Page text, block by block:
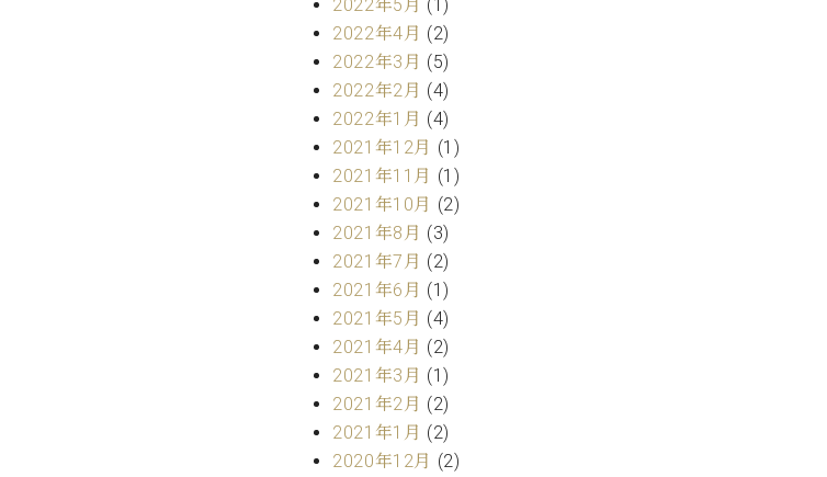
2022年5月 (1)
2022年4月 (2)
2022年3月 (5)
2022年2月 (4)
2022年1月 (4)
2021年12月 (1)
2021年11月 (1)
2021年10月 (2)
2021年8月 (3)
2021年7月 (2)
2021年6月 (1)
2021年5月 (4)
2021年4月 (2)
2021年3月 (1)
2021年2月 (2)
2021年1月 (2)
2020年12月 (2)